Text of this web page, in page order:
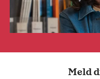
Meld